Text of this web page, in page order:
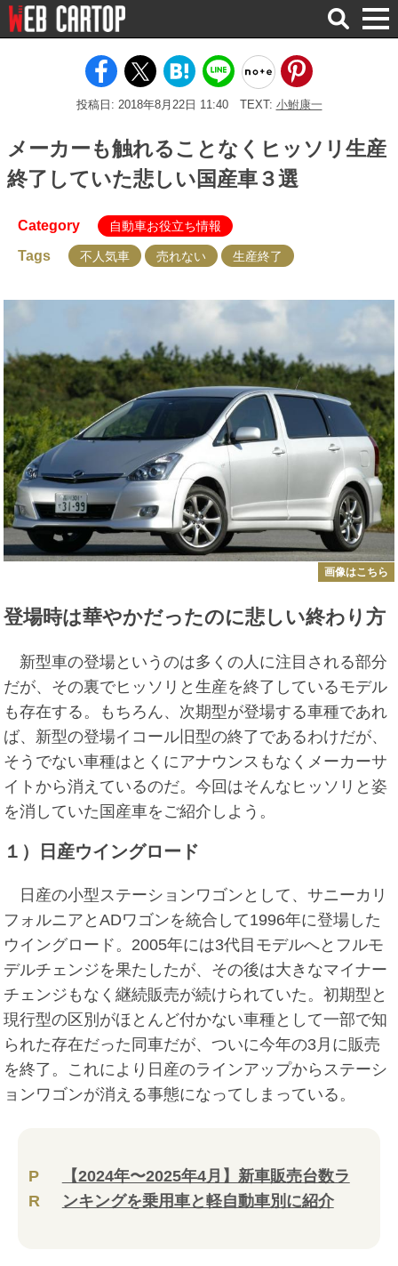
検
索
投稿日: 2018年8月22日 11:40 TEXT: 小鮒康一
メーカーも触れることなくヒッソリ生産
終了していた悲しい国産車３選
Category 自動車お役立ち情報
Tags 不人気車 売れない 生産終了
画像はこちら
登場時は華やかだったのに悲しい終わり方
新型車の登場というのは多くの人に注目される部分
だが、その裏でヒッソリと生産を終了しているモデル
も存在する。もちろん、次期型が登場する車種であれ
ば、新型の登場イコール旧型の終了であるわけだが、
そうでない車種はとくにアナウンスもなくメーカーサ
イトから消えているのだ。今回はそんなヒッソリと姿
を消していた国産車をご紹介しよう。
１）日産ウイングロード
日産の小型ステーションワゴンとして、サニーカリ
フォルニアとADワゴンを統合して1996年に登場した
ウイングロード。2005年には3代目モデルへとフルモ
デルチェンジを果たしたが、その後は大きなマイナー
チェンジもなく継続販売が続けられていた。初期型と
現行型の区別がほとんど付かない車種として一部で知
られた存在だった同車だが、ついに今年の3月に販売
を終了。これにより日産のラインアップからステーシ
ョンワゴンが消える事態になってしまっている。
P
R
【2024年〜2025年4月】新車販売台数ラ
ンキングを乗用車と軽自動車別に紹介